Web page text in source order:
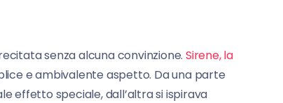
senza alcuna convinzione. Sirene, la
e ambivalente aspetto. Da una parte
effetto speciale, dall’altra si ispirava